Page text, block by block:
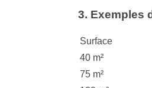
3. Exemples
Surface
40 m²
75 m²